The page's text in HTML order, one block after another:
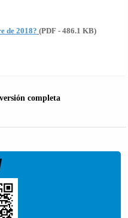
de 2018? (PDF - 486.1 KB)
completa